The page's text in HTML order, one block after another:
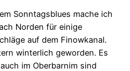
Sonntagsblues mache ich
Norden für einige
auf dem Finowkanal.
winterlich geworden. Es
im Oberbarnim sind